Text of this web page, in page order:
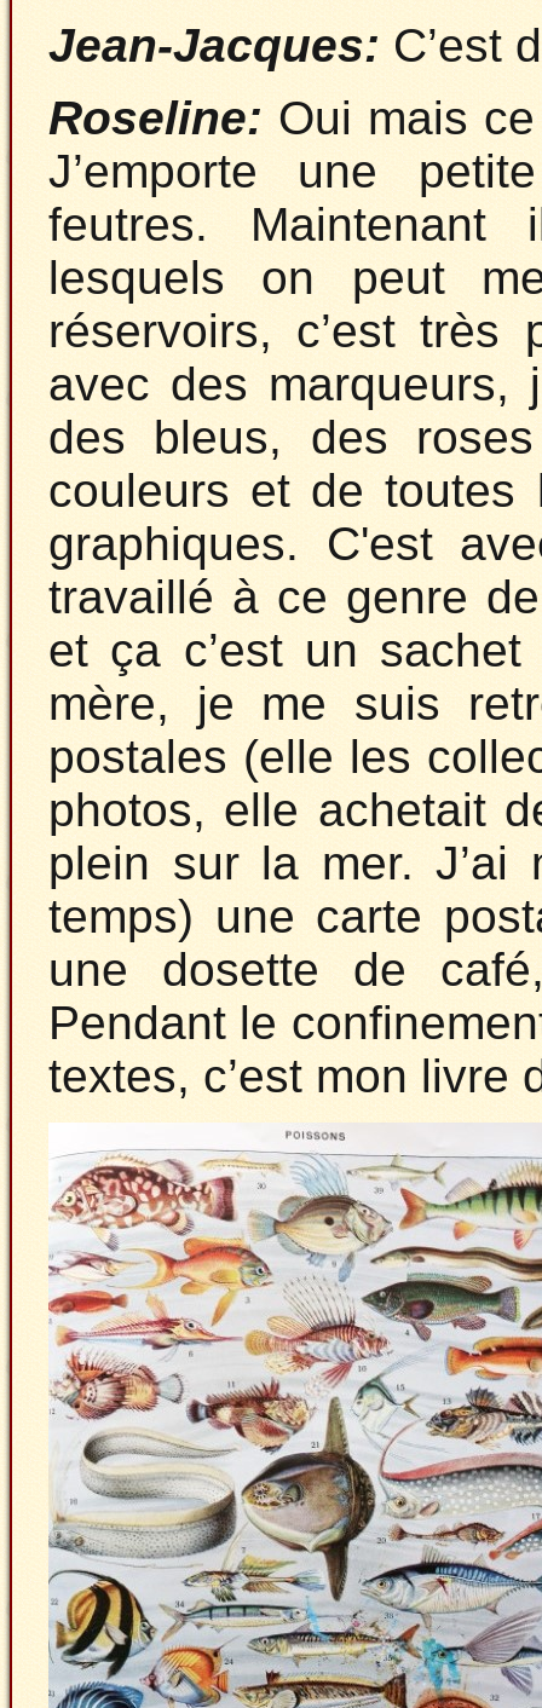
Jean-Jacques: C’est
Roseline: Oui mais
J’emporte une
feutres.
lesquels on peut
réservoirs, c’est très
avec des marqueurs,
des bleus, des
couleurs et de toutes
graphiques. C'est
travaillé à ce genre
et ça c’est un
mère, je me suis
postales (elle les
photos, elle achetait
plein sur la mer. J’ai
temps) une carte
une dosette de
Pendant le
textes, c’est mon livre